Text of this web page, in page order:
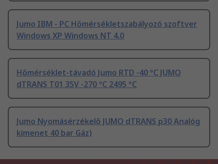
Jumo IBM - PC Hőmérsékletszabályozó szoftver
Windows XP Windows NT 4.0
Hőmérséklet-távadó Jumo RTD -40 °C JUMO
dTRANS T01 35V -270 °C 2495 °C
Jumo Nyomásérzékelő JUMO dTRANS p30 Analóg
kimenet 40 bar Gáz)